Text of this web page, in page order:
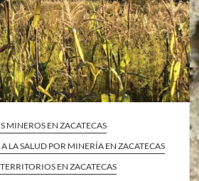
MINEROS EN ZACATECAS
LA SALUD POR MINERÍA EN ZACATECAS
EN ZACATECAS